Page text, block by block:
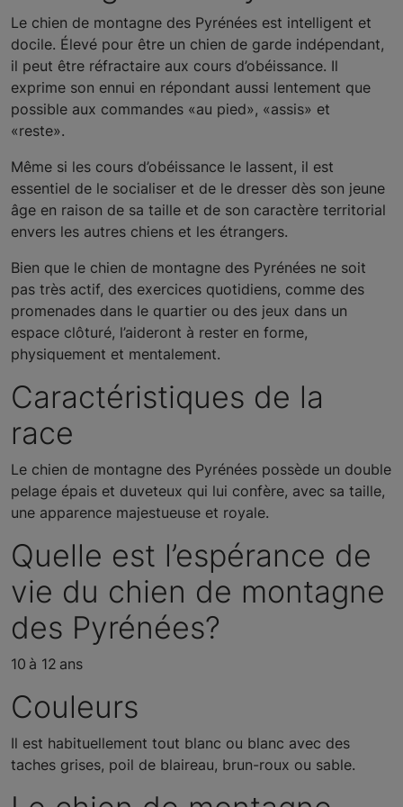
Le chien de montagne des Pyrénées est intelligent et
docile. Élevé pour être un chien de garde indépendant,
il peut être réfractaire aux cours d’obéissance. Il
exprime son ennui en répondant aussi lentement que
possible aux commandes «au pied», «assis» et
«reste».
Même si les cours d’obéissance le lassent, il est
essentiel de le socialiser et de le dresser dès son jeune
âge en raison de sa taille et de son caractère territorial
envers les autres chiens et les étrangers.
Bien que le chien de montagne des Pyrénées ne soit
pas très actif, des exercices quotidiens, comme des
promenades dans le quartier ou des jeux dans un
espace clôturé, l’aideront à rester en forme,
physiquement et mentalement.
Caractéristiques de la
race
Le chien de montagne des Pyrénées possède un double
pelage épais et duveteux qui lui confère, avec sa taille,
une apparence majestueuse et royale.
Quelle est l’espérance de
vie du chien de montagne
des Pyrénées?
10 à 12 ans
Couleurs
Il est habituellement tout blanc ou blanc avec des
taches grises, poil de blaireau, brun-roux ou sable.